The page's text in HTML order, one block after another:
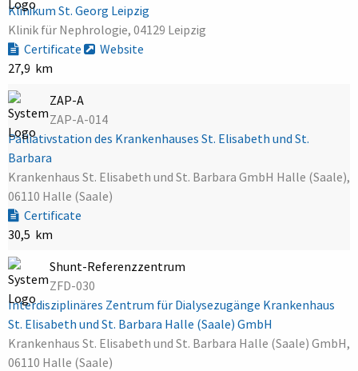
Klinikum St. Georg Leipzig
Klinik für Nephrologie, 04129 Leipzig
Certificate
Website
27,9 km
ZAP-A
ZAP-A-014
Palliativstation des Krankenhauses St. Elisabeth und St.
Barbara
Krankenhaus St. Elisabeth und St. Barbara GmbH Halle (Saale),
06110 Halle (Saale)
Certificate
30,5 km
Shunt-Referenzzentrum
ZFD-030
Interdisziplinäres Zentrum für Dialysezugänge Krankenhaus
St. Elisabeth und St. Barbara Halle (Saale) GmbH
Krankenhaus St. Elisabeth und St. Barbara Halle (Saale) GmbH,
06110 Halle (Saale)